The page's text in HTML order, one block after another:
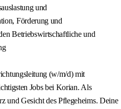
und
Förderung und
Betriebswirtschaftliche und
(w/m/d) mit
Jobs bei Korian. Als
und Gesicht des Pflegeheims. Deine